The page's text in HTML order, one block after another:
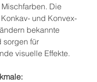
Die
und Konvex-
bekannte
sorgen für
visuelle Effekte.